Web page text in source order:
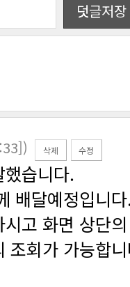
덧글저장
삭제 수정
습니다.
배달예정입니
조회가 가능합